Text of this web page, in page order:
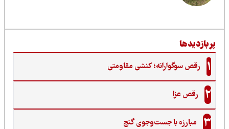
رقص سوگوارانه؛ کنشی مقاومتی
رقص عزا
مبارزه با جست‌وجوی گنج‌